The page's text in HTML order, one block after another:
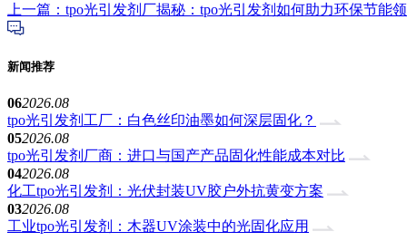
上一篇：tpo光引发剂厂揭秘：tpo光引发剂如何助力环保节能
新闻推荐
062026.08
tpo光引发剂工厂：白色丝印油墨如何深层固化？
052026.08
tpo光引发剂厂商：进口与国产产品固化性能成本对比
042026.08
化工tpo光引发剂：光伏封装UV胶户外抗黄变方案
032026.08
工业tpo光引发剂：木器UV涂装中的光固化应用